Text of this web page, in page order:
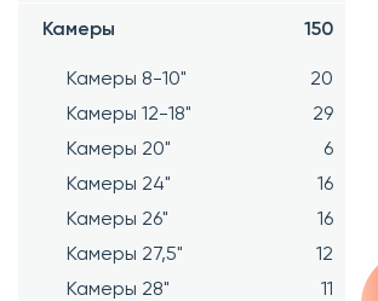
Камеры 150
Камеры 8-10"
20
Камеры 12-18"
29
Камеры 20"
6
Камеры 24"
16
Камеры 26"
16
Камеры 27,5"
12
Камеры 28"
11